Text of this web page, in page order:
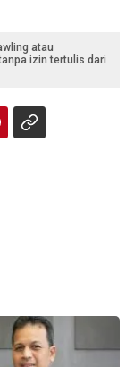
atau
izin tertulis dari